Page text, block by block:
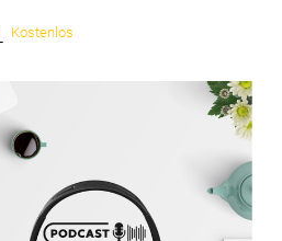
Kostenlos